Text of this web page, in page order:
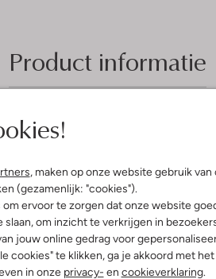
, maken op onze website gebruik van
(gezamenlijk: "cookies").
ervoor te zorgen dat onze website
om inzicht te verkrijgen in
jouw online gedrag voor
cookies" te klikken, ga je akkoord met
in onze privacy- en cookieverklaring.
Product informatie